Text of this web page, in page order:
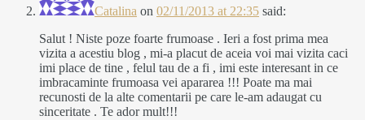
Catalina on 02/11/2013 at 22:35 said:
Salut ! Niste poze foarte frumoase . Ieri a fost prima mea
vizita a acestiu blog , mi-a placut de aceia voi mai vizita caci
imi place de tine , felul tau de a fi , imi este interesant in ce
imbracaminte frumoasa vei apararea !!! Poate ma mai
recunosti de la alte comentarii pe care le-am adaugat cu
sinceritate . Te ador mult!!!